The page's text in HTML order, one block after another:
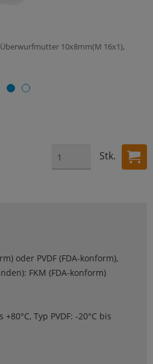
Überwurfmutter 10x8mm(M 16x1),
Stk.
oder PVDF (FDA-konform),
FKM (FDA-konform)
Typ PVDF: -20°C bis